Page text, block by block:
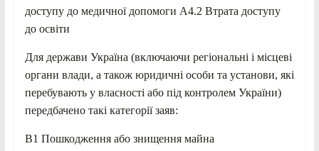
доступу до медичної допомоги A4.2 Втрата доступу
до освіти
Для держави Україна (включаючи регіональні і місцеві
органи влади, а також юридичні особи та установи, які
перебувають у власності або під контролем України)
передбачено такі категорії заяв:
B1 Пошкодження або знищення майна